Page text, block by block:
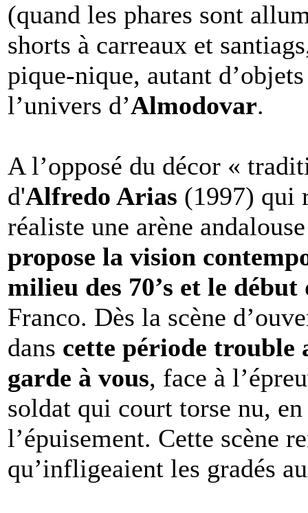
(quand les phares sont
shorts à carreaux et
pique-nique, autant
l’univers d’Almodovar.
A l’opposé du décor «
d'Alfredo Arias (1997) qui
réaliste une arène
propose la vision
milieu des 70’s et le début
Franco. Dès la scène
dans cette période trouble
garde à vous, face à
soldat qui court torse nu,
l’épuisement. Cette scène
qu’infligeaient les gradés